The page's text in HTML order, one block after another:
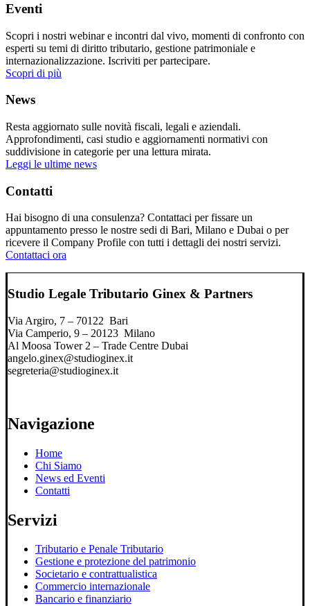
Eventi
Scopri i nostri webinar e incontri dal vivo, momenti di confronto con
esperti su temi di diritto tributario, gestione patrimoniale e
internazionalizzazione. Iscriviti per partecipare.
Scopri di più
News
Resta aggiornato sulle novità fiscali, legali e aziendali.
Approfondimenti, casi studio e aggiornamenti normativi con
suddivisione in categorie per una lettura mirata.
Leggi le ultime news
Contatti
Hai bisogno di una consulenza? Contattaci per fissare un
appuntamento presso le nostre sedi di Bari, Milano e Dubai o per
ricevere il Company Profile con tutti i dettagli dei nostri servizi.
Contattaci ora
Studio Legale Tributario Ginex & Partners
Via Argiro, 7 – 70122 Bari
Via Camperio, 9 – 20123 Milano
Al Moosa Tower 2 – Trade Centre Dubai
angelo.ginex@studioginex.it
segreteria@studioginex.it
Navigazione
Home
Chi Siamo
News ed Eventi
Contatti
Servizi
Tributario e Penale Tributario
Gestione e protezione del patrimonio
Societario e contrattualistica
Commercio internazionale
Bancario e finanziario